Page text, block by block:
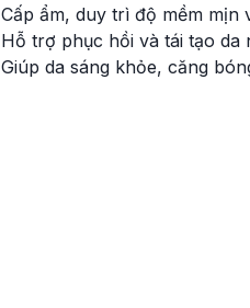
Cấp ẩm, duy trì độ mềm mịn
Hỗ trợ phục hồi và tái tạo da
Giúp da sáng khỏe, căng